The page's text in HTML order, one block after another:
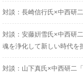
対談：長崎信行氏×中西研
対談：安藤姸雪氏×中西研
魂を浄化して新しい時代を
対談：山下真氏×中西研二